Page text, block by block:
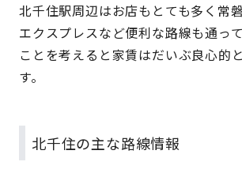
北千住駅周辺はお店もとても多く常
エクスプレスなど便利な路線も通っ
ことを考えると家賃はだいぶ良心的
す。
北千住の主な路線情報